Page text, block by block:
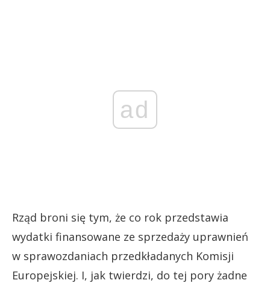
ad
Rząd broni się tym, że co rok przedstawia
wydatki finansowane ze sprzedaży uprawnień
w sprawozdaniach przedkładanych Komisji
Europejskiej. I, jak twierdzi, do tej pory żadne